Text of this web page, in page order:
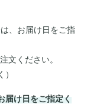
、お届け日をご指
文ください。
届け日をご指定く